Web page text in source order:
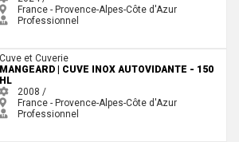
France - Provence-Alpes-Côte d'Azur
Professionnel
- 150 HL
Cuve et Cuverie
MANGEARD | CUVE INOX AUTOVIDANTE - 150
HL
2008 /
France - Provence-Alpes-Côte d'Azur
Professionnel